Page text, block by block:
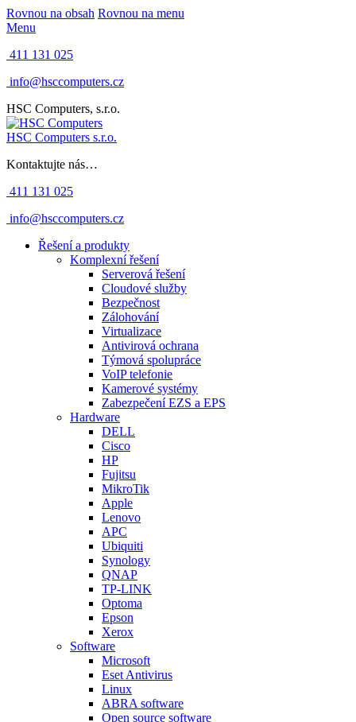
Rovnou na obsah Rovnou na menu
Menu
411 131 025
info@hsccomputers.cz
HSC Computers, s.r.o.
HSC Computers s.r.o.
Kontaktujte nás…
411 131 025
info@hsccomputers.cz
Řešení a produkty
Komplexní řešení
Serverová řešení
Cloudové služby
Bezpečnost
Zálohování
Virtualizace
Antivirová ochrana
Týmová spolupráce
VoIP telefonie
Kamerové systémy
Zabezpečení EZS a EPS
Hardware
DELL
Cisco
HP
Fujitsu
MikroTik
Apple
Lenovo
APC
Ubiquiti
Synology
QNAP
TP-LINK
Optoma
Epson
Xerox
Software
Microsoft
Eset Antivirus
Linux
ABRA software
Open source software